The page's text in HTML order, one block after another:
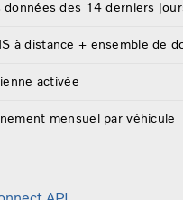
données des 14 derniers
à distance + ensemble de
activée
mensuel par véhicule